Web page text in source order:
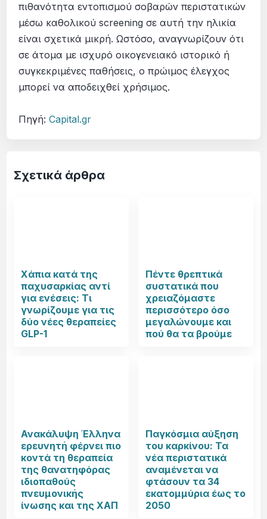
πιθανότητα εντοπισμού σοβαρών περιστατικών
μέσω καθολικού screening σε αυτή την ηλικία
είναι σχετικά μικρή. Ωστόσο, αναγνωρίζουν ότι
σε άτομα με ισχυρό οικογενειακό ιστορικό ή
συγκεκριμένες παθήσεις, ο πρώιμος έλεγχος
μπορεί να αποδειχθεί χρήσιμος.
Πηγή:Capital.gr
Σχετικά άρθρα
Χάπια κατά της
παχυσαρκίας αντί
για ενέσεις: Τι
γνωρίζουμε για τις
δύο νέες θεραπείες
GLP-1
Πέντε θρεπτικά
συστατικά που
χρειαζόμαστε
περισσότερο όσο
μεγαλώνουμε και
πού θα τα βρούμε
Ανακάλυψη Έλληνα
ερευνητή φέρνει πιο
κοντά τη θεραπεία
της θανατηφόρας
ιδιοπαθούς
πνευμονικής
ίνωσης και της ΧΑΠ
Παγκόσμια αύξηση
του καρκίνου: Τα
νέα περιστατικά
αναμένεται να
φτάσουν τα 34
εκατομμύρια έως το
2050